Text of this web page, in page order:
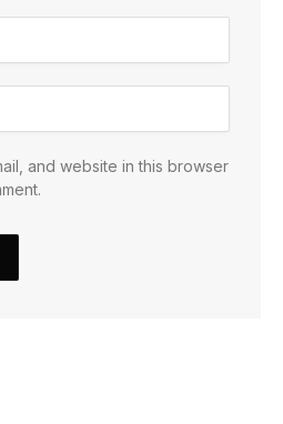
and website in this browser